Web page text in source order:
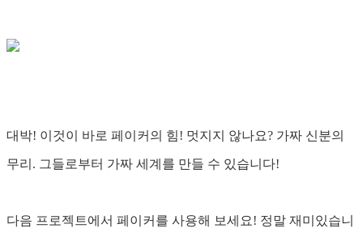
대박! 이것이 바로 페이커의 힘! 멋지지 않나요? 가짜 신분의
무리. 그들로부터 가짜 세계를 만들 수 있습니다!
다음 프로젝트에서 페이커를 사용해 보세요! 정말 재미있습니